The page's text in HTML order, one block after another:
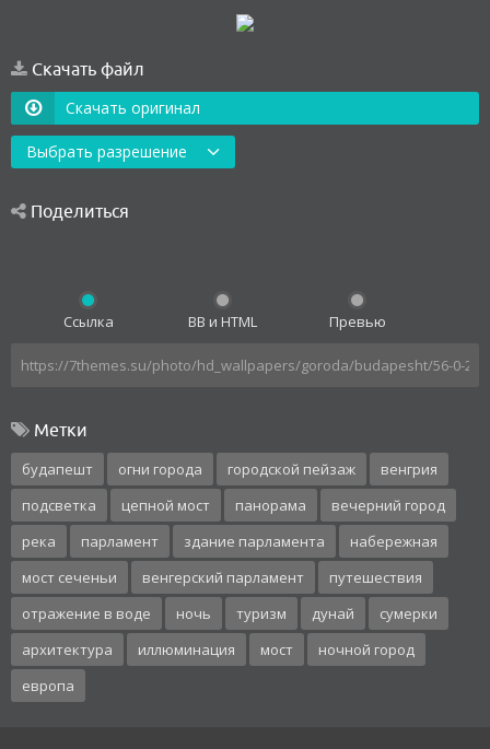
Скачать файл
Скачать оригинал
Выбрать разрешение
Поделиться
Ссылка BB и HTML Превью
Метки
будапешт огни города городской пейзаж
венгрия
подсветка
цепной мост панорама
вечерний город
река
парламент здание парламента
набережная
мост сеченьи
венгерский парламент
путешествия
отражение в воде
ночь туризм дунай
сумерки
архитектура
иллюминация мост
ночной город
европа